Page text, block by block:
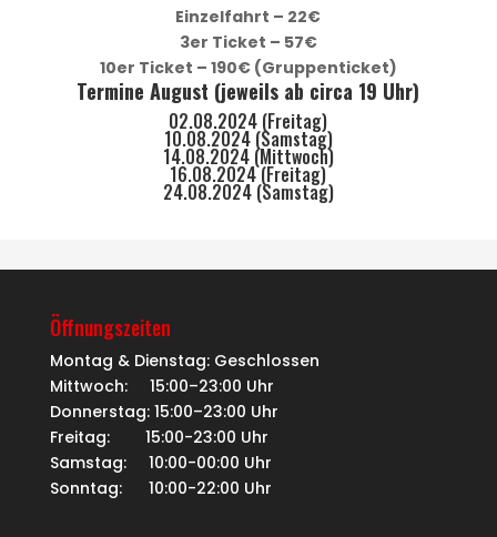
Einzelfahrt – 22€
3er Ticket – 57€
10er Ticket – 190€ (Gruppenticket)
Termine August (jeweils ab circa 19 Uhr)
02.08.2024 (Freitag)
10.08.2024 (Samstag)
14.08.2024 (Mittwoch)
16.08.2024 (Freitag)
24.08.2024 (Samstag)
Öffnungszeiten
Montag & Dienstag: Geschlossen
Mittwoch: 15:00–23:00 Uhr
Donnerstag: 15:00–23:00 Uhr
Freitag: 15:00-23:00 Uhr
Samstag: 10:00-00:00 Uhr
Sonntag: 10:00-22:00 Uhr